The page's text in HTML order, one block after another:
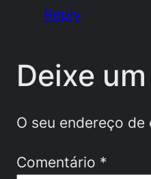
Reply
Deixe
O seu endereço
Comentário *